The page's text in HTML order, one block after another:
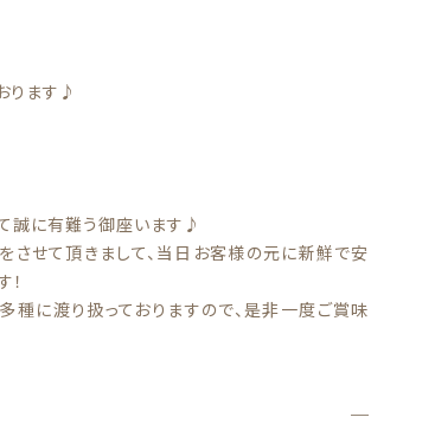
ります♪
誠に有難う御座います♪
させて頂きまして、当日お客様の元に新鮮で安
に渡り扱っておりますので、是非一度ご賞味